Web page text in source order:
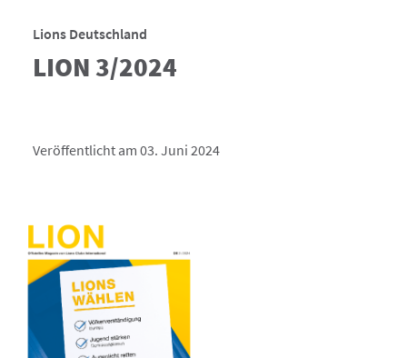
Lions Deutschland
LION 3/2024
Veröffentlicht am 03. Juni 2024